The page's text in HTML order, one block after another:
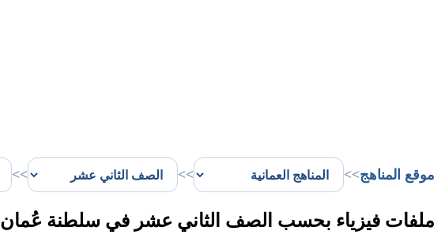
موقع المناهج>>
>>
>>
ملفات فيزياء بحسب الصف الثاني عشر في سلطنة عُمان